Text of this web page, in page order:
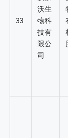
33
沃生
物科
技有
限公
司